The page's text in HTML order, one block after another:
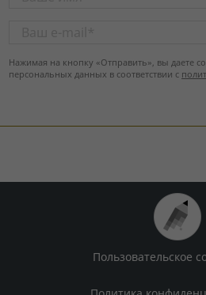
Нажимая на кнопку «Отправить», вы даете
персональных данных в соответствии с
Пользовательское